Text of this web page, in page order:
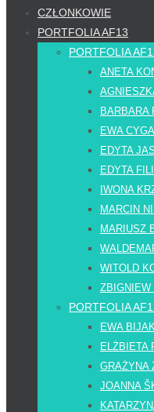
treści
CZŁONKOWIE
PORTFOLIA AF13
PORTFOLIA
ANETA
BARBARA
EWA
EDYTA
EDYTA
IWONA
MARCIN
MARIUSZ
WITOLD
ZBIGNIEW
PORTFOLIA
EWA
ELŻBIETA
GRAŻYNA
JOANNA